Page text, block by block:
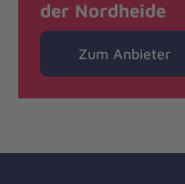
der Nordheide
Zum Anbieter